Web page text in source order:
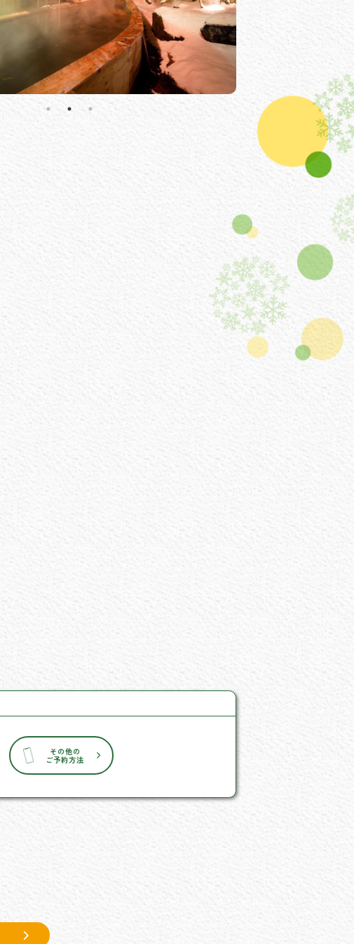
その他の
ご予約方法